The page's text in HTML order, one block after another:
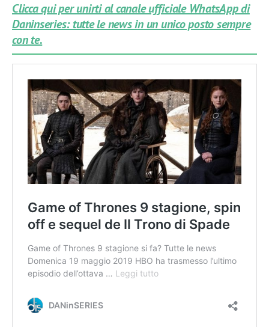
Clicca qui per unirti al canale ufficiale WhatsApp di
Daninseries: tutte le news in un unico posto sempre
con te.